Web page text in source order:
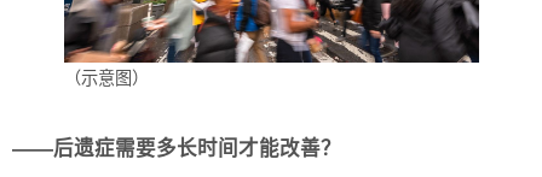
（示意图）
——后遗症需要多长时间才能改善？